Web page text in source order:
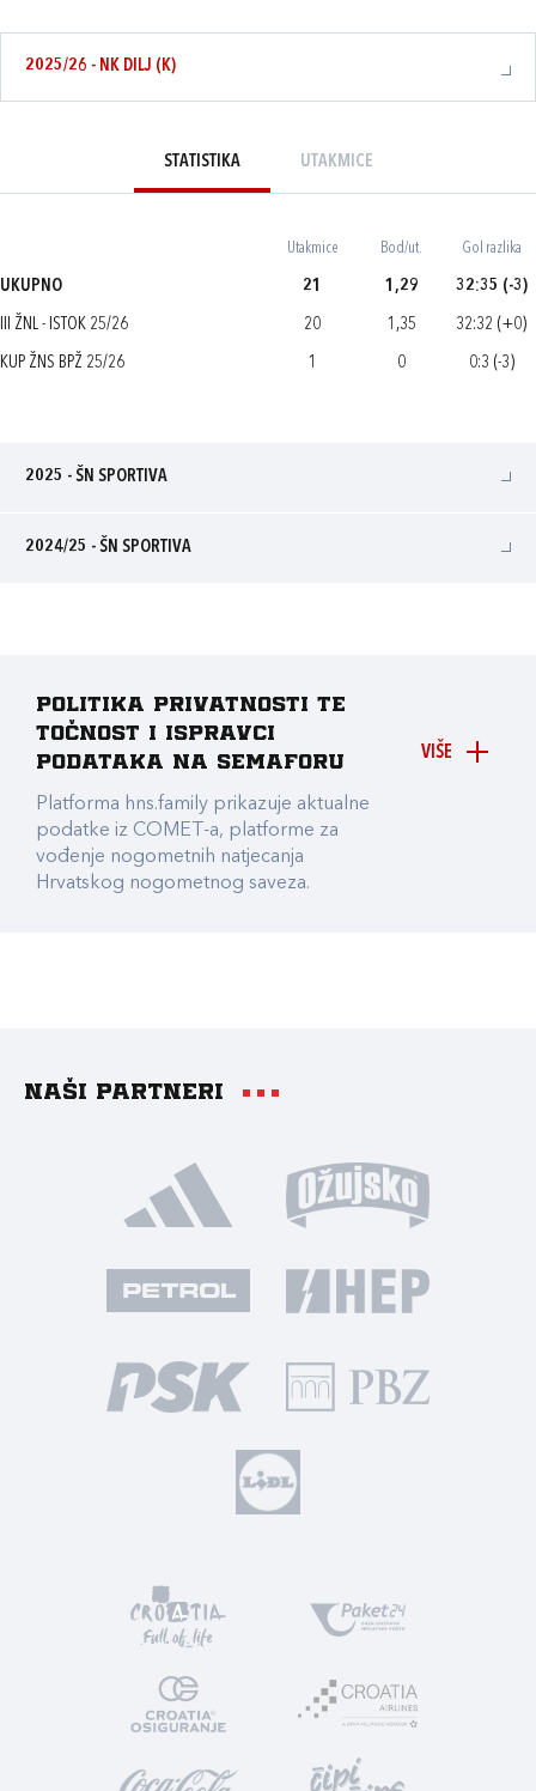
2025/26 - NK DILJ (K)
STATISTIKA UTAKMICE
Utakmice Bod/ut. Gol razlika
UKUPNO 21 1,29 32:35 (-3)
III ŽNL - ISTOK 25/26 20 1,35 32:32 (+0)
KUP ŽNS BPŽ 25/26 1 0 0:3 (-3)
2025 - ŠN SPORTIVA
2024/25 - ŠN SPORTIVA
VIŠE
Politika privatnosti te
točnost i ispravci
podataka na Semaforu
Platforma hns.family prikazuje aktualne
podatke iz COMET-a, platforme za
vođenje nogometnih natjecanja
Hrvatskog nogometnog saveza.
Naši partneri